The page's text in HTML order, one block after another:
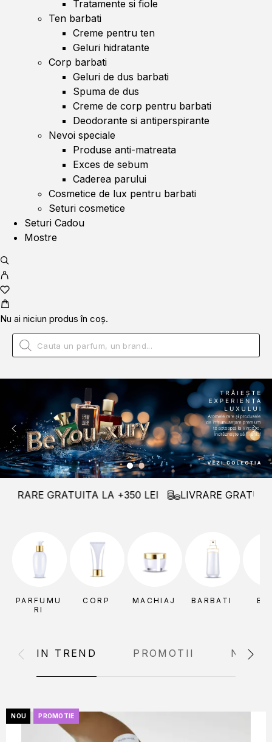
Tratamente si fiole
Ten barbati
Creme pentru ten
Geluri hidratante
Corp barbati
Geluri de dus barbati
Spuma de dus
Creme de corp pentru barbati
Deodorante si antiperspirante
Nevoi speciale
Produse anti-matreata
Exces de sebum
Caderea parului
Cosmetice de lux pentru barbati
Seturi cosmetice
Seturi Cadou
Mostre
Nu ai niciun produs în coș.
GRATUITA LA +350 LEI LIVRARE GRATUITA
PARFUMU
RI
CORP MACHIAJ BARBATI
IN TREND PROMOTII
NOU PROMOTIE